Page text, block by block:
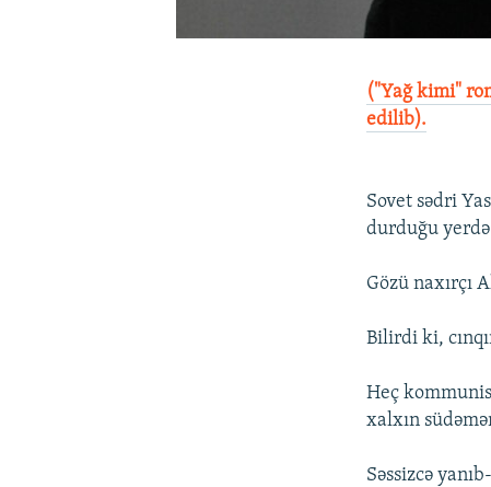
("Yağ kimi"
edilib).
Sovet sədri
durduğu yerdə
Gözü naxırçı
Bilirdi ki,
Heç
xalxın
Səssizcə